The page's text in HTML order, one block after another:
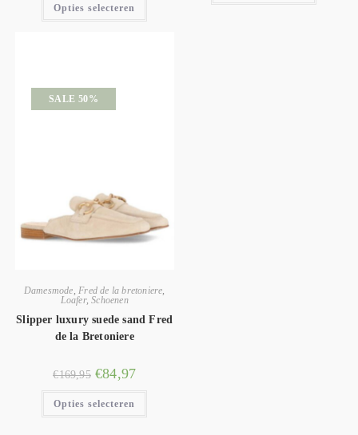
Opties selecteren
SALE 50%
Damesmode,Fred de la bretoniere,
Loafer,Schoenen
Slipper luxury suede sand Fred
de la Bretoniere
€169,95 €84,97
Opties selecteren